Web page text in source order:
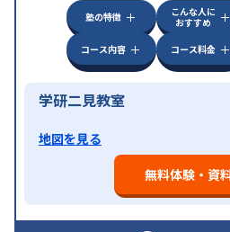
塾の特徴
こんな人に
おすすめ
コース内容
コース料金
学研二見教室
地図を見る
無料体験・資